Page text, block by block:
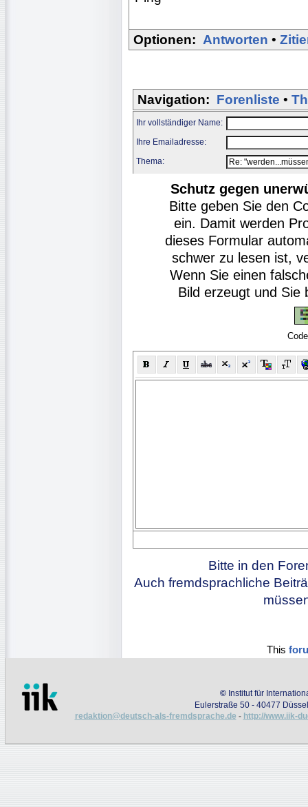
Optionen: Antworten •
Navigation: Forenliste •
Ihr vollständiger Name:
Ihre Emailadresse:
Thema:
Schutz gegen
Bitte geben Sie den
ein. Damit werden
dieses Formular
schwer zu lesen ist,
Wenn Sie einen
Bild erzeugt und Sie
Bitte in den
Auch fremdsprachliche
This
© Institut für
Eulerstraße 50 - 40477
redaktion@deutsch-als-fremdsprache.de - http://www.iik-